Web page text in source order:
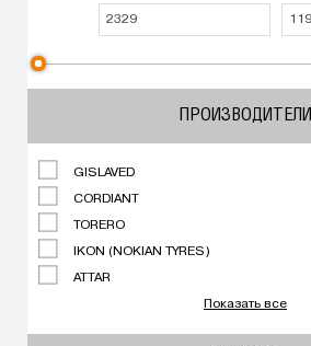
ПРОИЗВОДИТЕЛИ
GISLAVED
CORDIANT
TORERO
IKON (NOKIAN TYRES)
ATTAR
Показать все